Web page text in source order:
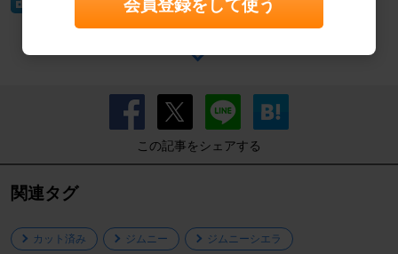
この記事をシェアする
関連タグ
カット済み ジムニー ジムニーシエラ
会員登録をして使う